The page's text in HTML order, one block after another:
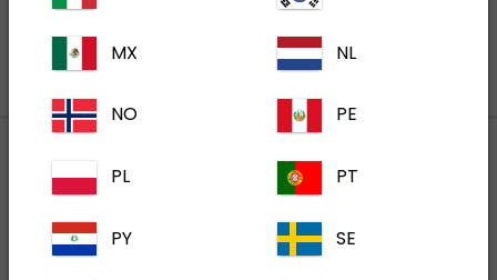
Lokalne adrese
MX NL
NO PE
PL PT
PY SE